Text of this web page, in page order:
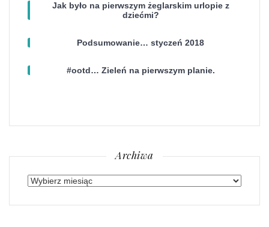
Jak było na pierwszym żeglarskim urlopie z
dziećmi?
Podsumowanie… styczeń 2018
#ootd… Zieleń na pierwszym planie.
Archiwa
Archiwa